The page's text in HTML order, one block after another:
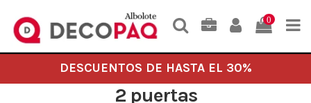
0
DESCUENTOS DE HASTA EL 30%
2 puertas